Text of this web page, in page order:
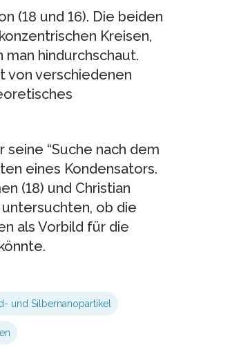
(18 und 16). Die beiden
Kreisen,
man hindurchschaut.
von verschiedenen
“Suche nach dem
eines Kondensators.
(18) und Christian
untersuchten, ob die
als Vorbild für die
und Silbernanopartikel